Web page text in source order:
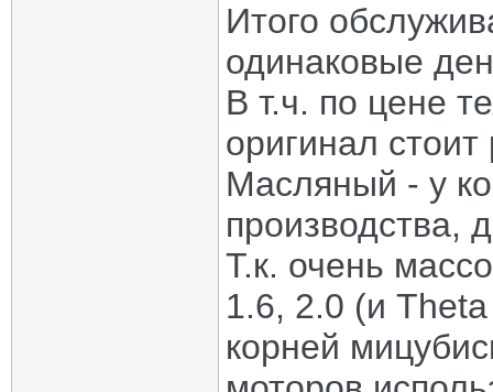
Итого
одинаковые
В т.ч. по цене
оригинал
Масляный - у
производства,
Т.к. очень
1.6, 2.0 (и
корней